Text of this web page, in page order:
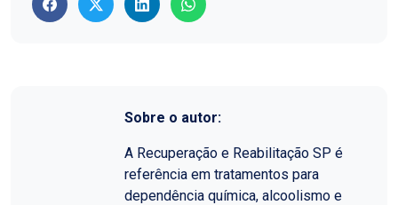
Sobre o autor:
A Recuperação e Reabilitação SP é
referência em tratamentos para
dependência química, alcoolismo e